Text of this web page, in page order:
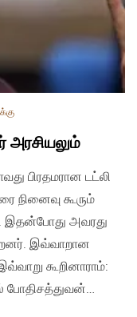
அரசியலும்
பிரதமரான டட்லி
நினைவு கூரும்
இதன்போது அவரது
இவ்வாறான
கூறினாராம்:
போதிசத்துவன்…